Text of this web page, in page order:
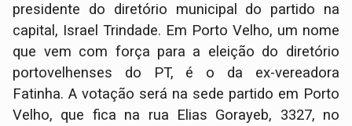
presidente do diretório municipal do partido na
capital, Israel Trindade. Em Porto Velho, um nome
que vem com força para a eleição do diretório
portovelhenses do PT, é o da ex-vereadora
Fatinha. A votação será na sede partido em Porto
Velho, que fica na rua Elias Gorayeb, 3327, no